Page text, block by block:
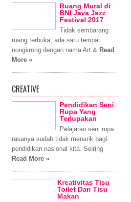
Ruang Mural di
BNI Java Jazz
Festival 2017
Tidak sembarang
ruang terbuka, ada satu tempat
nongkrong dengan nama Art & Read
More »
CREATIVE
Pendidikan Seni
Rupa Yang
Terlupakan
Pelajaran seni rupa
rasanya sudah tidak menarik bagi
pendidikan nasional kita. Seiring
Read More »
Kreativitas Tisu
Toilet Dan Tisu
Makan